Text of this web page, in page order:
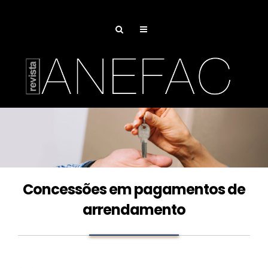
Concessões em pagamentos de
arrendamento